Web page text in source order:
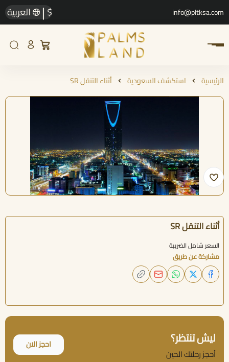
info@pltksa.com
$
| العربية
الرئيسية استكشف السعودية أثناء التنقل SR
أثناء التنقل SR
السعر شامل الضريبة
مشاركة عن طريق
ليش تنتظر؟
أحجز رحلتك الحين
احجز الان